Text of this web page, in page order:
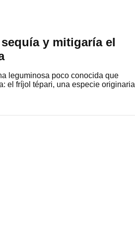
y mitigaría el
leguminosa poco conocida que
el fríjol tépari, una especie originaria